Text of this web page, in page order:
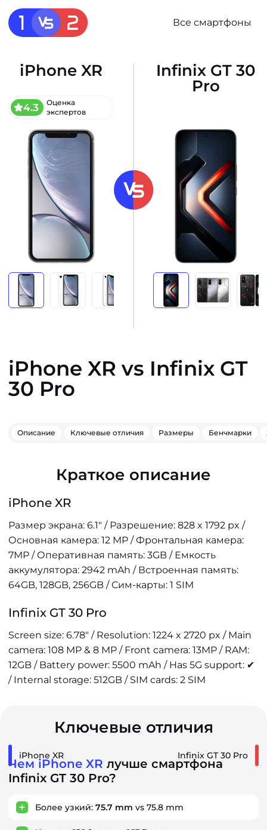
Все смартфоны
iPhone XR
4.3
Оценка
экспертов
Infinix GT 30
Pro
iPhone XR vs Infinix GT
30 Pro
Описание Ключевые отличия Размеры Бенчмарки
Краткое описание
iPhone XR
Размер экрана: 6.1" / Разрешение: 828 x 1792 px /
Основная камера: 12 MP / Фронтальная камера:
7MP / Оперативная память: 3GB / Емкость
аккумулятора: 2942 mAh / Встроенная память:
64GB, 128GB, 256GB / Сим-карты: 1 SIM
Infinix GT 30 Pro
Screen size: 6.78" / Resolution: 1224 x 2720 px / Main
camera: 108 MP & 8 MP / Front camera: 13MP / RAM:
12GB / Battery power: 5500 mAh / Has 5G support: ✔
/ Internal storage: 512GB / SIM cards: 2 SIM
Ключевые отличия
iPhone XR Infinix GT 30 Pro
Чем iPhone XR лучше смартфона
Infinix GT 30 Pro?
Более узкий: 75.7 mm vs 75.8 mm